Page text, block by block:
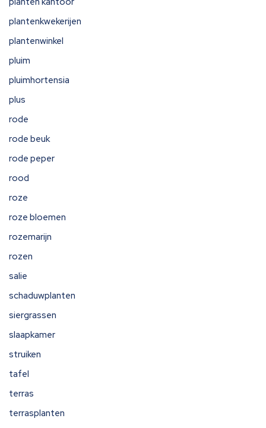
plantenkwekerijen
plantenwinkel
pluim
pluimhortensia
plus
rode
rode beuk
rode peper
rood
roze
roze bloemen
rozemarijn
rozen
salie
schaduwplanten
siergrassen
slaapkamer
struiken
tafel
terras
terrasplanten